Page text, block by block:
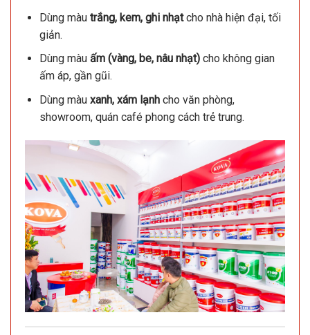
Dùng màu trắng, kem, ghi nhạtcho nhà hiện đại, tối
giản.
Dùng màu ấm (vàng, be, nâu nhạt)cho không gian
ấm áp, gần gũi.
Dùng màu xanh, xám lạnhcho văn phòng,
showroom, quán café phong cách trẻ trung.